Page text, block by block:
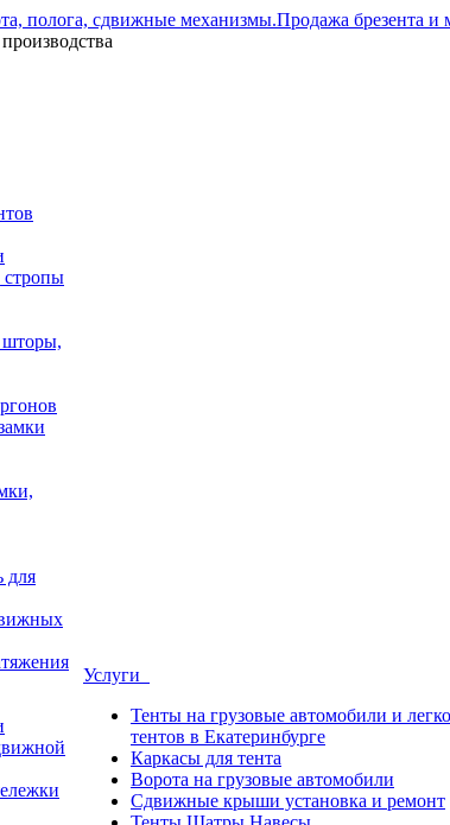
шторы,
для
Услуги
Тенты на грузовые автомобили и
тентов в Екатеринбурге
Каркасы для тента
Ворота на грузовые автомобили
Сдвижные крыши установка и ремонт